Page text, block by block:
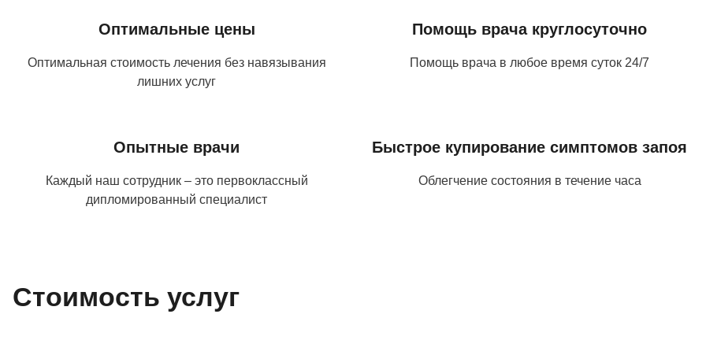
Оптимальные цены
Оптимальная стоимость лечения без навязывания
лишних услуг
Помощь врача круглосуточно
Помощь врача в любое время суток 24/7
Опытные врачи
Каждый наш сотрудник – это первоклассный
дипломированный специалист
Быстрое купирование симптомов запоя
Облегчение состояния в течение часа
Стоимость услуг